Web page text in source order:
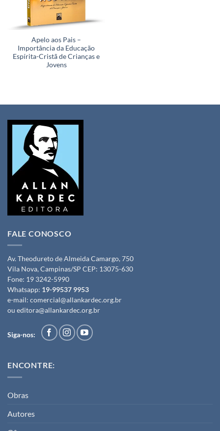
Apelo aos Pais –
Importância da Educação
Espírita-Cristã de Crianças e
Jovens
FALE CONOSCO
Av. Theodureto de Almeida Camargo, 750
Vila Nova, Campinas/SP CEP: 13075-630
Fone: 19 3242-5990
Whatsapp: 19-99537 9953
e-mail: comercial@allankardec.org.br
ou editora@allankardec.org.br
Siga-nos:
ENCONTRE:
Obras
Autores